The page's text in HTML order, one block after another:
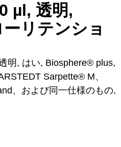
µl, 透明,
リテンショ
明, はい, Biosphere® plus,
Sarpette® M、
、および同一仕様のもの,